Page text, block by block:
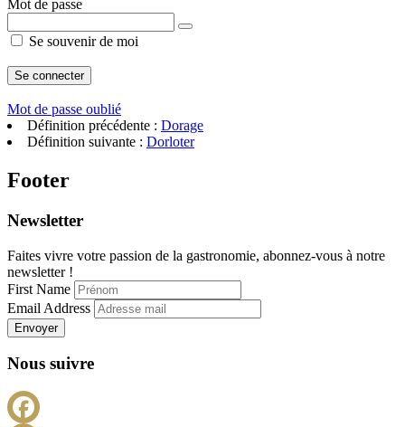
Mot de passe
Se souvenir de moi
Mot de passe oublié
Définition précédente : Dorage
Définition suivante : Dorloter
Footer
Newsletter
Faites vivre votre passion de la gastronomie, abonnez-vous à notre
newsletter !
First Name
Email Address
Envoyer
Nous suivre